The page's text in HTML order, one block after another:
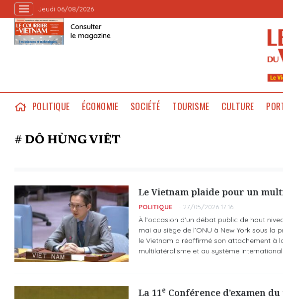
Jeudi 06/08/2026
Consulter
le magazine
POLITIQUE ÉCONOMIE SOCIÉTÉ TOURISME CULTURE
# DÔ HÙNG VIÊT
Le Vietnam plaide pour un
POLITIQUE 27/05/2026 17:16
À l’occasion d’un débat public de haut
mai au siège de l’ONU à New York sous la
le Vietnam a réaffirmé son attachement à
multilatéralisme et au système international
La 11e Conférence d’examen